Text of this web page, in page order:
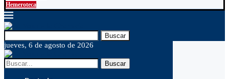
Hemeroteca
Buscar
jueves, 6 de agosto de 2026
Buscar